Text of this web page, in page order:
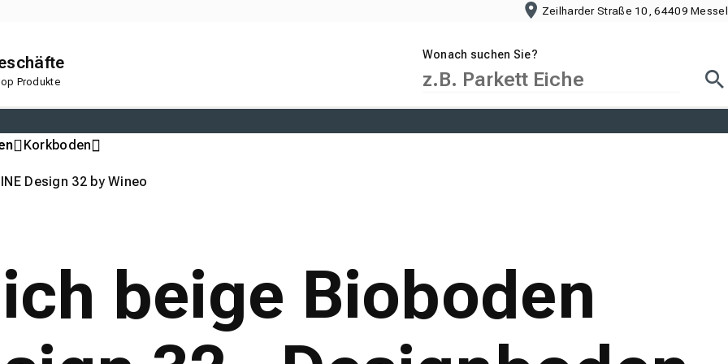
Zeilharder Straße 10, 64409 Messel
Produkte
Wonach suchen Sie?
Korkboden
Design 32 by Wineo
beige Bioboden